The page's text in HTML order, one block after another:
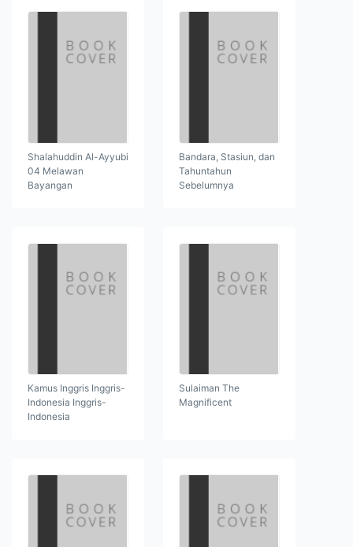
Shalahuddin Al-Ayyubi
04 Melawan
Bayangan
Bandara, Stasiun, dan
Tahuntahun
Sebelumnya
Kamus Inggris Inggris-
Indonesia Inggris-
Indonesia
Sulaiman The
Magnificent